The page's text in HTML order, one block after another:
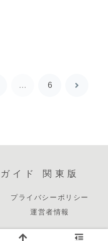
… 6
次
イド 関東版
プライバシーポリシー
運営者情報
ガイド 関東版.